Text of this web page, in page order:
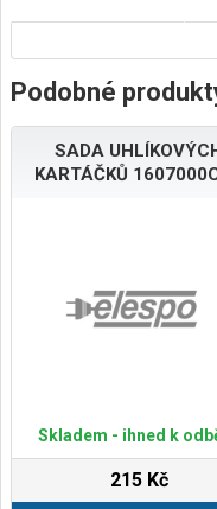
Podobné
SADA
KARTÁČKŮ
Skladem - ihned k
215 Kč